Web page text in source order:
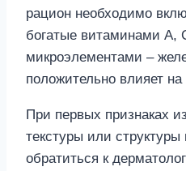
рацион необходимо
богатые витаминами А,
микроэлементами –
положительно влияет на
При первых признаках
текстуры или структуры
обратиться к